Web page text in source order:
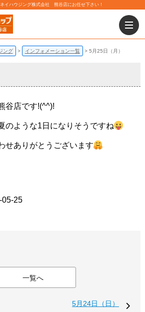
イハウジング株式会社 熊谷店にお任せ下さい！
ング インフォメーション一覧 5月25日（月）
谷店です!(^^)!
のような1日になりそうですね
せありがとうございます
25
一覧へ
5月24日（日）